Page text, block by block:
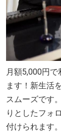
月額5,000円
ます！新生活
スムーズです
りとしたフォ
付けられます